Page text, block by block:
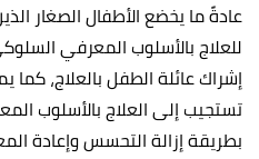
عادةً ما يخضع الأطفال الصغار
للعلاج بالأسلوب المعرفي
إشراك عائلة الطفل بالعلاج، كما
تستجيب إلى العلاج بالأسلوب
بطريقة إزالة التحسس وإعادة